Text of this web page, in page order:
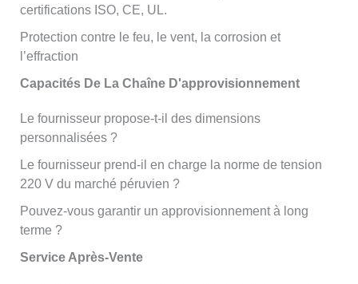
certifications ISO, CE, UL.
Protection contre le feu, le vent, la corrosion et
l’effraction
Capacités De La Chaîne D'approvisionnement
Le fournisseur propose-t-il des dimensions
personnalisées ?
Le fournisseur prend-il en charge la norme de tension
220 V du marché péruvien ?
Pouvez-vous garantir un approvisionnement à long
terme ?
Service Après-Vente